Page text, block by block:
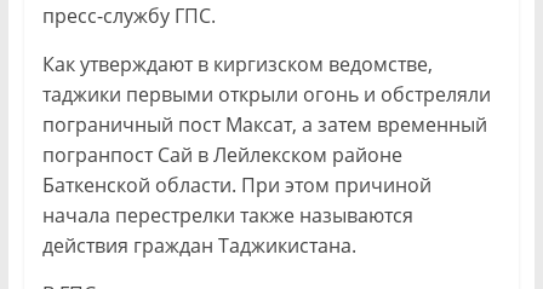
пресс-службу ГПС.
Как утверждают в киргизском ведомстве,
таджики первыми открыли огонь и обстреляли
пограничный пост Максат, а затем временный
погранпост Сай в Лейлекском районе
Баткенской области. При этом причиной
начала перестрелки также называются
действия граждан Таджикистана.